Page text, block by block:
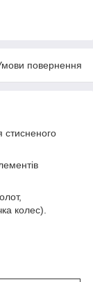
повернення
колес).